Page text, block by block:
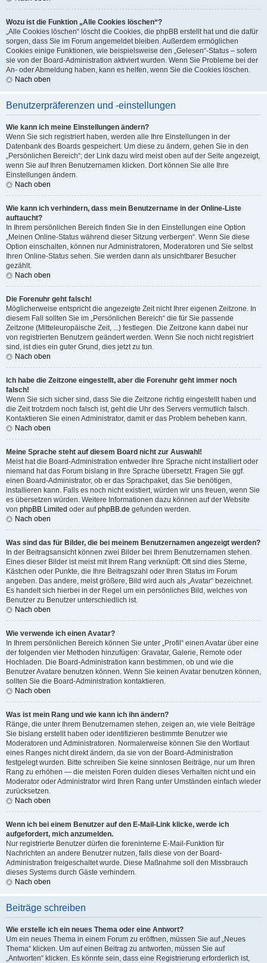
Wozu ist die Funktion „Alle Cookies löschen“?
„Alle Cookies löschen“ löscht die Cookies, die phpBB erstellt hat und die dafür
sorgen, dass Sie im Forum angemeldet bleiben. Außerdem ermöglichen
Cookies einige Funktionen, wie beispielsweise den „Gelesen“-Status – sofern
sie von der Board-Administration aktiviert wurden. Wenn Sie Probleme bei der
An- oder Abmeldung haben, kann es helfen, wenn Sie die Cookies löschen.
Nach oben
Benutzerpräferenzen und -einstellungen
Wie kann ich meine Einstellungen ändern?
Wenn Sie sich registriert haben, werden alle Ihre Einstellungen in der
Datenbank des Boards gespeichert. Um diese zu ändern, gehen Sie in den
„Persönlichen Bereich“; der Link dazu wird meist oben auf der Seite angezeigt,
wenn Sie auf Ihren Benutzernamen klicken. Dort können Sie alle Ihre
Einstellungen ändern.
Nach oben
Wie kann ich verhindern, dass mein Benutzername in der Online-Liste
auftaucht?
In Ihrem persönlichen Bereich finden Sie in den Einstellungen eine Option
„Meinen Online-Status während dieser Sitzung verbergen“. Wenn Sie diese
Option einschalten, können nur Administratoren, Moderatoren und Sie selbst
Ihren Online-Status sehen. Sie werden dann als unsichtbarer Besucher
gezählt.
Nach oben
Die Forenuhr geht falsch!
Möglicherweise entspricht die angezeigte Zeit nicht Ihrer eigenen Zeitzone. In
diesem Fall sollten Sie im „Persönlichen Bereich“ die für Sie passende
Zeitzone (Mitteleuropäische Zeit, ...) festlegen. Die Zeitzone kann dabei nur
von registrierten Benutzern geändert werden. Wenn Sie noch nicht registriert
sind, ist dies ein guter Grund, dies jetzt zu tun.
Nach oben
Ich habe die Zeitzone eingestellt, aber die Forenuhr geht immer noch
falsch!
Wenn Sie sich sicher sind, dass Sie die Zeitzone richtig eingestellt haben und
die Zeit trotzdem noch falsch ist, geht die Uhr des Servers vermutlich falsch.
Kontaktieren Sie einen Administrator, damit er das Problem beheben kann.
Nach oben
Meine Sprache steht auf diesem Board nicht zur Auswahl!
Meist hat die Board-Administration entweder Ihre Sprache nicht installiert oder
niemand hat das Forum bislang in Ihre Sprache übersetzt. Fragen Sie ggf.
einen Board-Administrator, ob er das Sprachpaket, das Sie benötigen,
installieren kann. Falls es noch nicht existiert, würden wir uns freuen, wenn Sie
es übersetzen würden. Weitere Informationen dazu können auf der Website
von phpBB Limited oder aufphpBB.de gefunden werden.
Nach oben
Was sind das für Bilder, die bei meinem Benutzernamen angezeigt werden?
In der Beitragsansicht können zwei Bilder bei Ihrem Benutzernamen stehen.
Eines dieser Bilder ist meist mit Ihrem Rang verknüpft: Oft sind dies Sterne,
Kästchen oder Punkte, die Ihre Beitragszahl oder Ihren Status im Forum
angeben. Das andere, meist größere, Bild wird auch als „Avatar“ bezeichnet.
Es handelt sich hierbei in der Regel um ein persönliches Bild, welches von
Benutzer zu Benutzer unterschiedlich ist.
Nach oben
Wie verwende ich einen Avatar?
In Ihrem persönlichen Bereich können Sie unter „Profil“ einen Avatar über eine
der folgenden vier Methoden hinzufügen: Gravatar, Galerie, Remote oder
Hochladen. Die Board-Administration kann bestimmen, ob und wie die
Benutzer Avatare benutzen können. Wenn Sie keinen Avatar benutzen können,
sollten Sie die Board-Administration kontaktieren.
Nach oben
Was ist mein Rang und wie kann ich ihn ändern?
Ränge, die unter Ihrem Benutzernamen stehen, zeigen an, wie viele Beiträge
Sie bislang erstellt haben oder identifizieren bestimmte Benutzer wie
Moderatoren und Administratoren. Normalerweise können Sie den Wortlaut
eines Ranges nicht direkt ändern, da sie von der Board-Administration
festgelegt wurden. Bitte schreiben Sie keine sinnlosen Beiträge, nur um Ihren
Rang zu erhöhen — die meisten Foren dulden dieses Verhalten nicht und ein
Moderator oder Administrator wird Ihren Rang unter Umständen einfach wieder
zurücksetzen.
Nach oben
Wenn ich bei einem Benutzer auf den E-Mail-Link klicke, werde ich
aufgefordert, mich anzumelden.
Nur registrierte Benutzer dürfen die foreninterne E-Mail-Funktion für
Nachrichten an andere Benutzer nutzen, falls diese von der Board-
Administration freigeschaltet wurde. Diese Maßnahme soll den Missbrauch
dieses Systems durch Gäste verhindern.
Nach oben
Beiträge schreiben
Wie erstelle ich ein neues Thema oder eine Antwort?
Um ein neues Thema in einem Forum zu eröffnen, müssen Sie auf „Neues
Thema“ klicken. Um auf einen Beitrag zu antworten, müssen Sie auf
„Antworten“ klicken. Es könnte sein, dass eine Registrierung erforderlich ist,